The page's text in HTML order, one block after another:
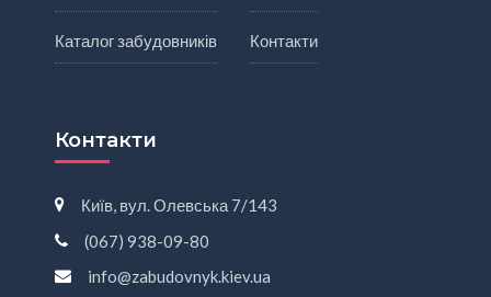
Каталог забудовників Контакти
Контакти
Київ, вул. Олевська 7/143
(067) 938-09-80
info@zabudovnyk.kiev.ua